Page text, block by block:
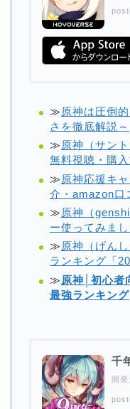
≫ 原神は圧倒
さを徹底解説～
≫ 原神（サン
無料視聴・購
≫ 原神応援キ
介・amazon口
≫ 原神（
ー使ってみまし
≫ 原神（げん
ランキング「
≫ 原神│初心者
最強ランキング
千
開発